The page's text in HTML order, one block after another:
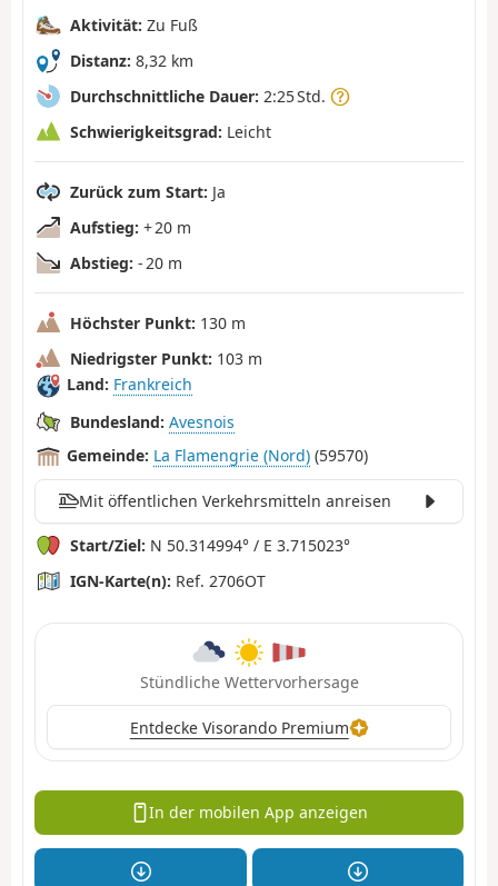
Aktivität: Zu Fuß
Distanz: 8,32 km
Durchschnittliche Dauer: 2:25 Std.
Schwierigkeitsgrad: Leicht
Zurück zum Start: Ja
Aufstieg: + 20 m
Abstieg: - 20 m
Höchster Punkt: 130 m
Niedrigster Punkt: 103 m
Land: Frankreich
Bundesland: Avesnois
Gemeinde: La Flamengrie (Nord) (59570)
Mit öffentlichen Verkehrsmitteln anreisen
Start/Ziel: N 50.314994° / E 3.715023°
IGN-Karte(n): Ref. 2706OT
Stündliche Wettervorhersage
Entdecke Visorando Premium
In der mobilen App anzeigen